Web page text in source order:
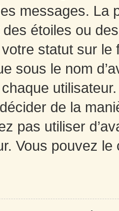
messages. La
étoiles ou
statut sur
sous le nom
utilisateur.
de la
pas utiliser
Vous pouvez